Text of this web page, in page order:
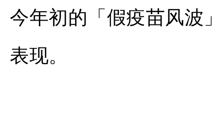
今年初的「假疫苗风波
表现。